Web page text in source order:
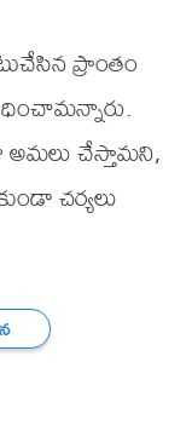
ప్రాంతం
అమలు చేస్తామని,
చర్యలు